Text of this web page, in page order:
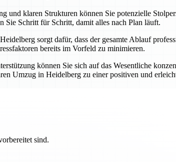
klaren Strukturen können Sie potenzielle
Sie Schritt für Schritt, damit alles nach Plan läuft.
sorgt dafür, dass der gesamte Ablauf
bereits im Vorfeld zu minimieren.
können Sie sich auf das Wesentliche
Umzug in Heidelberg zu einer positiven und
sind.